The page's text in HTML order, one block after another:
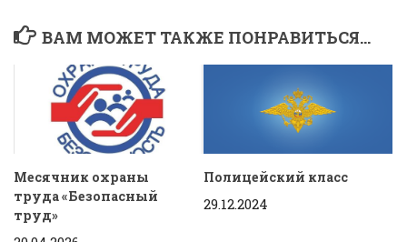
ВАМ МОЖЕТ ТАКЖЕ ПОНРАВИТЬСЯ...
Месячник охраны
труда «Безопасный
труд»
Полицейский класс
29.12.2024